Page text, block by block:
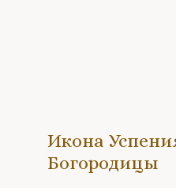
Икона
Богородицы